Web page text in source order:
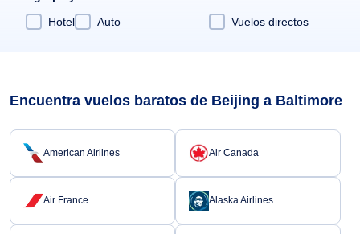
Hotel
Auto Vuelos directos
Encuentra vuelos baratos de Beijing a Baltimore
American Airlines Air Canada
Air France Alaska Airlines